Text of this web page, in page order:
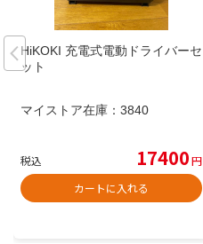
HiKOKI 充電式電動ドライバーセ
ット
マイストア在庫： 3840
税込 17400円
カートに入れる